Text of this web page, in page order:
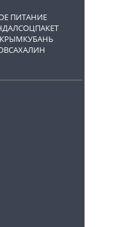
ПИТАНИЕ
СОЦПАКЕТ
КРЫМКУБАНЬ
САХАЛИН